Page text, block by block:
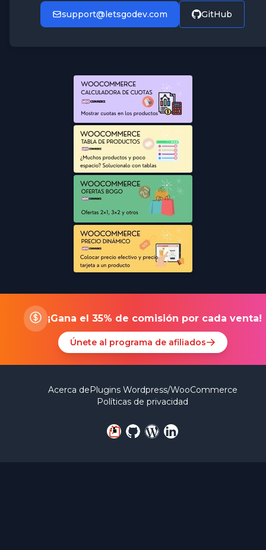
support@letsgodev.com GitHub
¡Gana el 35% de comisión por cada venta!
Únete al programa de afiliados
Acerca dePlugins Wordpress/WooCommerce
Políticas de privacidad